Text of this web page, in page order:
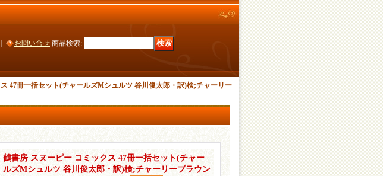
お問い合せ 商品検索:
47冊一括セット(チャールズMシュルツ 谷川俊太郎・訳)検;チャーリー
鶴書房 スヌーピー コミックス 47冊一括セット(チャー
ルズMシュルツ 谷川俊太郎・訳)検;チャーリーブラウン